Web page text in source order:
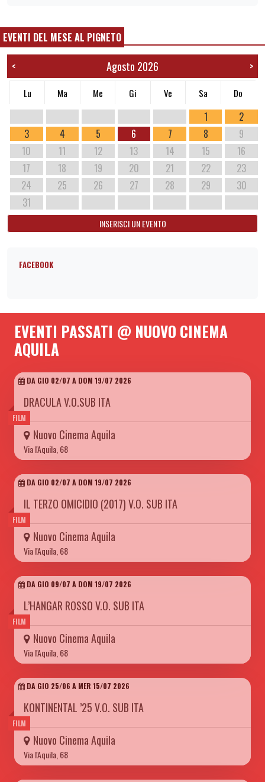
EVENTI DEL MESE AL PIGNETO
< Agosto 2026 >
Lu Ma Me Gi Ve Sa Do
1
2
3
4 5 6 7 8
9
10
11 12 13 14 15
16
17
18 19 20 21 22
23
24
25 26 27 28 29
30
31
INSERISCI UN EVENTO
FACEBOOK
EVENTI PASSATI @ NUOVO CINEMA
AQUILA
FILM
DA GIO 02/07 A DOM 19/07 2026
DRACULA V.O.SUB ITA
Nuovo Cinema Aquila
Via l'Aquila, 68
FILM
DA GIO 02/07 A DOM 19/07 2026
IL TERZO OMICIDIO (2017) V.O. SUB ITA
Nuovo Cinema Aquila
Via l'Aquila, 68
FILM
DA GIO 09/07 A DOM 19/07 2026
L’HANGAR ROSSO V.O. SUB ITA
Nuovo Cinema Aquila
Via l'Aquila, 68
FILM
DA GIO 25/06 A MER 15/07 2026
KONTINENTAL ’25 V.O. SUB ITA
Nuovo Cinema Aquila
Via l'Aquila, 68